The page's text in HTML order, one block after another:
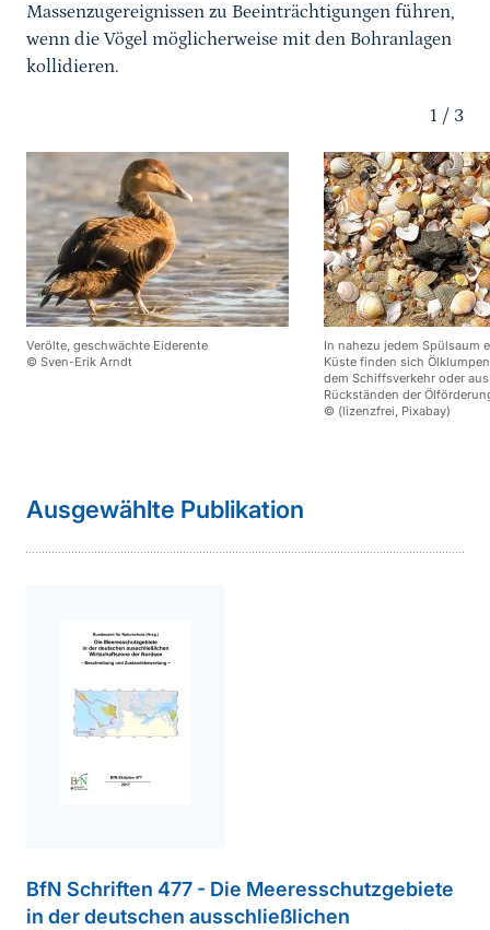
Massenzugereignissen zu Beeinträchtigungen führen,
wenn die Vögel möglicherweise mit den Bohranlagen
kollidieren.
1 / 3
Verölte, geschwächte Eiderente
© Sven-Erik Arndt
In nahezu jedem Spülsaum
Küste finden sich
dem Schiffsverkehr oder aus
Rückständen der
© (lizenzfrei, Pixabay)
weiterführender
Ausgewählte Publikation
BfN Schriften 477 - Die Meeresschutzgebiete
in der deutschen ausschließlichen